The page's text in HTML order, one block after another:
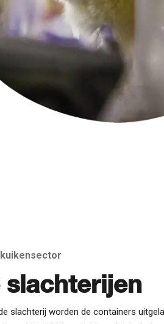
slachterijen
slachterij worden de containers